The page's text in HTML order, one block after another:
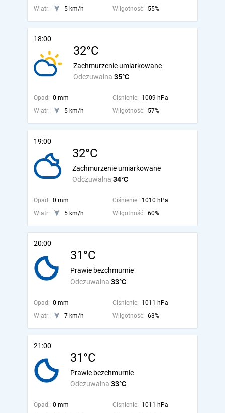
Wiatr:
5 km/h Wilgotność: 55%
18:00
32°C
Odczuwalna 35°C
Zachmurzenie umiarkowane
Opad: 0 mm Ciśnienie: 1009 hPa
Wiatr:
5 km/h Wilgotność: 57%
19:00
32°C
Odczuwalna 34°C
Zachmurzenie umiarkowane
Opad: 0 mm Ciśnienie: 1010 hPa
Wiatr:
5 km/h Wilgotność: 60%
20:00
31°C
Odczuwalna 33°C
Prawie bezchmurnie
Opad: 0 mm Ciśnienie: 1011 hPa
Wiatr:
7 km/h Wilgotność: 63%
21:00
31°C
Odczuwalna 33°C
Prawie bezchmurnie
Opad: 0 mm Ciśnienie: 1011 hPa